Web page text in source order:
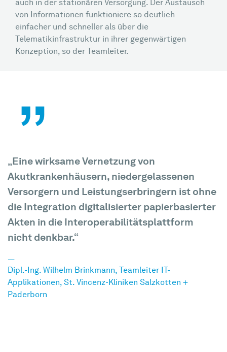
auch in der stationären Versorgung. Der Austausch
von Informationen funktioniere so deutlich
einfacher und schneller als über die
Telematikinfrastruktur in ihrer gegenwärtigen
Konzeption, so der Teamleiter.
„
„Eine wirksame Vernetzung von
Akutkrankenhäusern, niedergelassenen
Versorgern und Leistungserbringern ist ohne
die Integration digitalisierter papierbasierter
Akten in die Interoperabilitätsplattform
nicht denkbar.“
Dipl.-Ing. Wilhelm Brinkmann, Teamleiter IT-
Applikationen, St. Vincenz-Kliniken Salzkotten +
Paderborn